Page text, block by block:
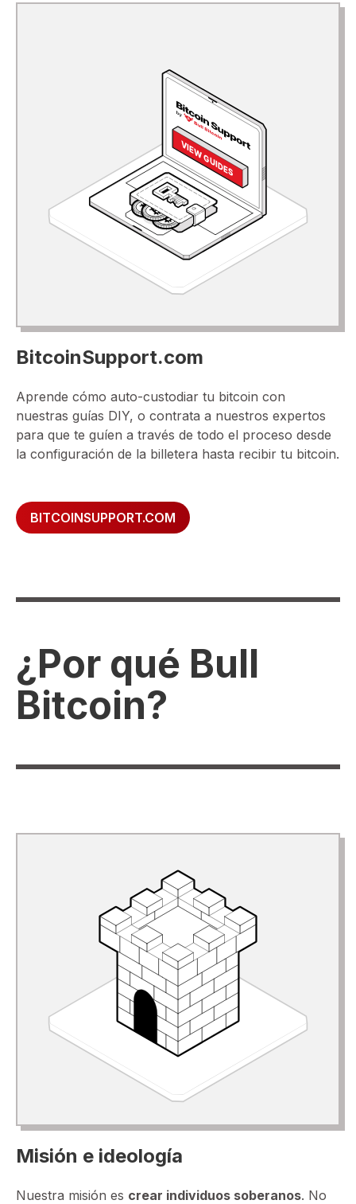
BitcoinSupport.com
Aprende cómo auto-custodiar tu bitcoin con
nuestras guías DIY, o contrata a nuestros expertos
para que te guíen a través de todo el proceso desde
la configuración de la billetera hasta recibir tu bitcoin.
BITCOINSUPPORT.COM
¿Por qué Bull
Bitcoin?
Misión e ideología
Nuestra misión es crear individuos soberanos. No